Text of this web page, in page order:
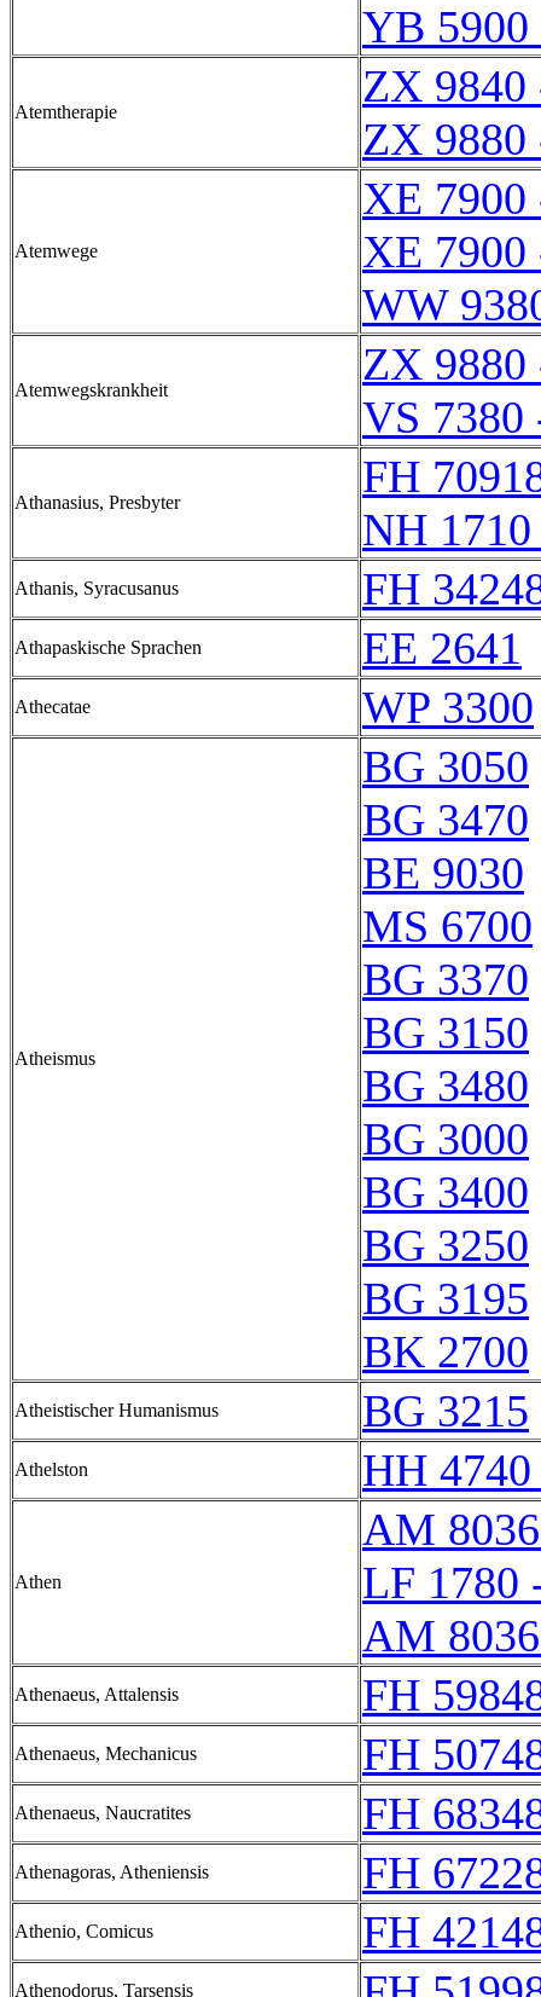
YB
Atemtherapie
ZX 9840
ZX 9880
Atemwege
XE
XE
WW
Atemwegskrankheit
ZX 9880
VS 7380
Athanasius, Presbyter
FH
NH
Athanis, Syracusanus FH
Athapaskische Sprachen EE 2641
Athecatae WP 3300
Atheismus
BG 3050
BG 3470
BE 9030
MS 6700
BG 3370
BG 3150
BG 3480
BG 3000
BG 3400
BG 3250
BG 3195
BK 2700
Atheistischer Humanismus BG 3215
Athelston HH
Athen
AM
LF 1780
AM
Athenaeus, Attalensis FH
Athenaeus, Mechanicus FH
Athenaeus, Naucratites FH
Athenagoras, Atheniensis FH
Athenio, Comicus FH
Athenodorus, Tarsensis